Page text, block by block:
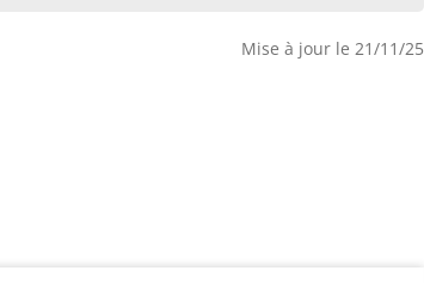
Mise à jour le 21/11/25